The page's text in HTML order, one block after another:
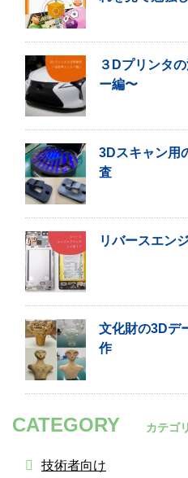
３Dプリンタ
ー編〜
3Dスキャン用
査
リバースエン
文化財の3Dデ
作
CATEGORY カテゴ
技術者向け